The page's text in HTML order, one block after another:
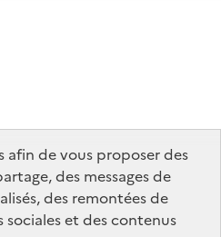
afin de vous proposer des
des messages de
des remontées de
et des contenus